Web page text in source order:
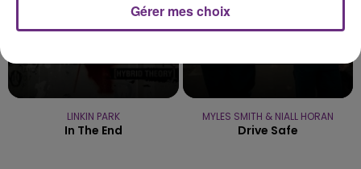
LINKIN PARK
In The End
MYLES SMITH & NIALL HORAN
Drive Safe
Gérer mes choix